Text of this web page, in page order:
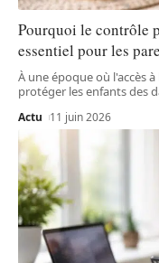
Pourquoi le contrôle
essentiel pour les
À une époque où l'accès
protéger les enfants des
Actu 11 juin 2026